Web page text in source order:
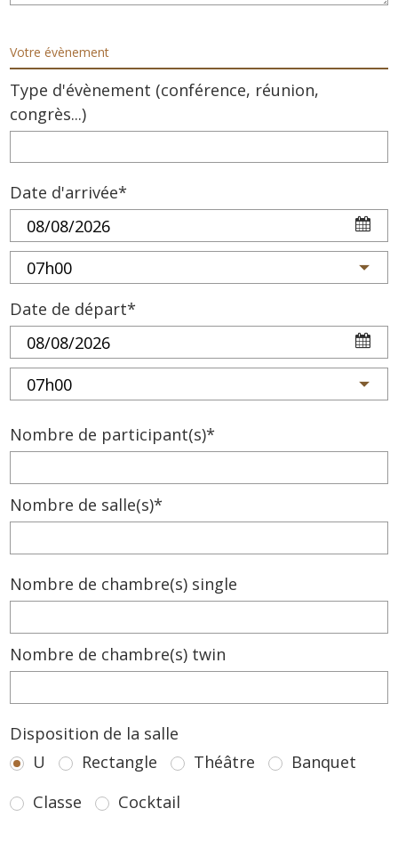
Votre évènement
Type d'évènement (conférence, réunion,
congrès...)
Date d'arrivée*
Date de départ*
Nombre de participant(s)*
Nombre de salle(s)*
Nombre de chambre(s) single
Nombre de chambre(s) twin
Disposition de la salle
U
Rectangle Théâtre
Banquet
Classe
Cocktail